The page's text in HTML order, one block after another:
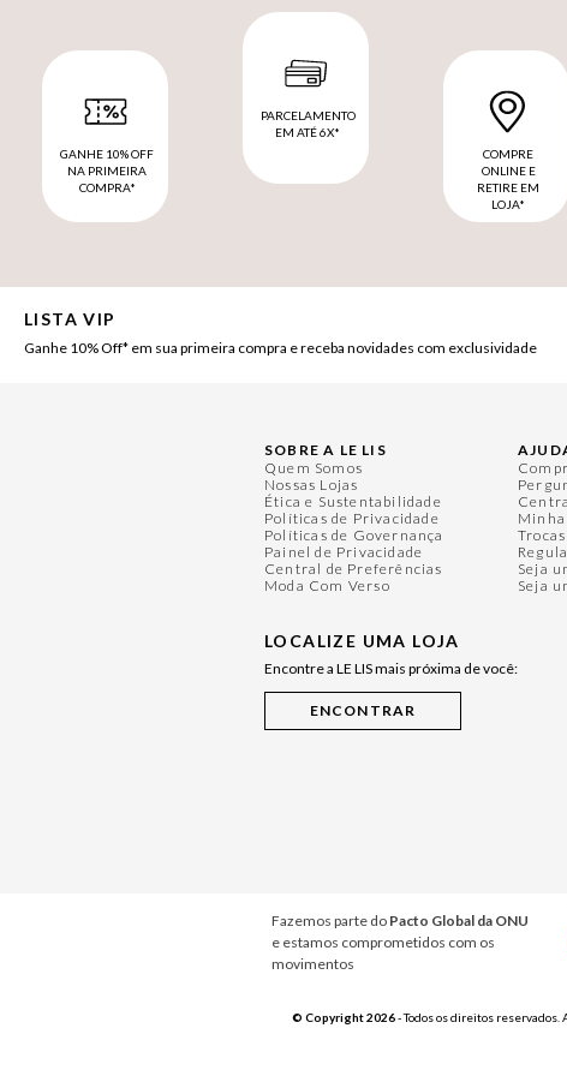
GANHE 10% OFF
NA PRIMEIRA
COMPRA*
PARCELAMENTO
EM ATÉ 6X*
COMPRE
ONLINE E
RETIRE EM
LOJA*
LISTA VIP
Ganhe 10% Off* em sua primeira compra e receba novidades com exclusividade
SOBRE A LE LIS
Quem Somos
Nossas Lojas
Ética e Sustentabilidade
Políticas de Privacidade
Políticas de Governança
Painel de Privacidade
Central de Preferências
Moda Com Verso
LOCALIZE UMA LOJA
Encontre a LE LIS mais próxima de você:
Seja
Seja
Fazemos parte do Pacto Global da ONU
e estamos comprometidos com os
movimentos
© Copyright 2026- Todos os direitos